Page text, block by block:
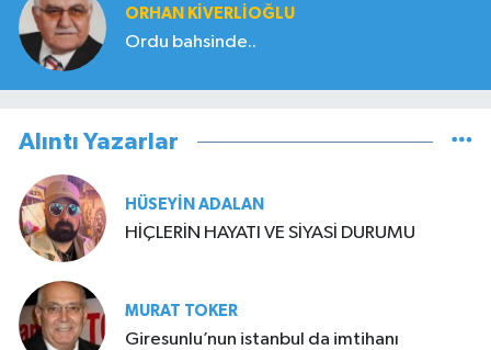
ORHAN KIVERLIOĞLU
Ordu bahsinde..
Alıntı Yazarlar
HÜSEYIN ADALAN
HİÇLERİN HAYATI VE SİYASİ DURUMU
MURAT TOKER
Giresunlu’nun istanbul da imtihanı